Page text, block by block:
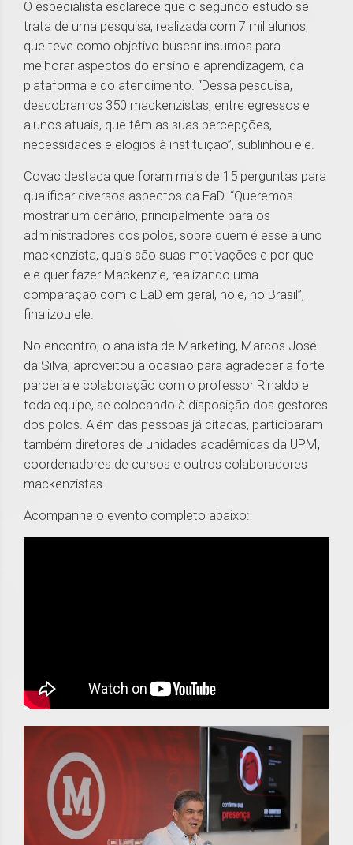
O especialista esclarece que o segundo estudo se
trata de uma pesquisa, realizada com 7 mil alunos,
que teve como objetivo buscar insumos para
melhorar aspectos do ensino e aprendizagem, da
plataforma e do atendimento. “Dessa pesquisa,
desdobramos 350 mackenzistas, entre egressos e
alunos atuais, que têm as suas percepções,
necessidades e elogios à instituição”, sublinhou ele.
Covac destaca que foram mais de 15 perguntas para
qualificar diversos aspectos da EaD. “Queremos
mostrar um cenário, principalmente para os
administradores dos polos, sobre quem é esse aluno
mackenzista, quais são suas motivações e por que
ele quer fazer Mackenzie, realizando uma
comparação com o EaD em geral, hoje, no Brasil”,
finalizou ele.
No encontro, o analista de Marketing, Marcos José
da Silva, aproveitou a ocasião para agradecer a forte
parceria e colaboração com o professor Rinaldo e
toda equipe, se colocando à disposição dos gestores
dos polos. Além das pessoas já citadas, participaram
também diretores de unidades acadêmicas da UPM,
coordenadores de cursos e outros colaboradores
mackenzistas.
Acompanhe o evento completo abaixo: